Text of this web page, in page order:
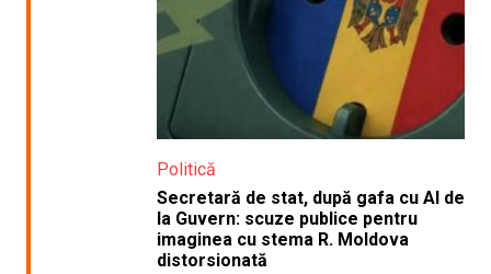
Politică
Secretară de stat, după gafa cu AI de
la Guvern: scuze publice pentru
imaginea cu stema R. Moldova
distorsionată